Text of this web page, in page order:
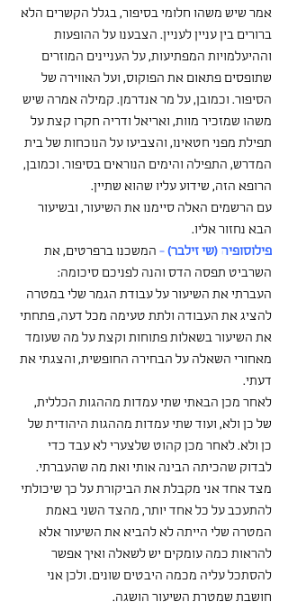
אמר שיש משהו חלומי בסיפור, בגלל הקשרים הלא
ברורים בין עניין לעניין. הצבענו על ההופעות
וההיעלמויות המפתיעות, על העניינים המוזרים
שתופסים פתאום את הפוקוס, ועל האווירה של
הסיפור. וכמובן, על מר אנדרמן. קמילה אמרה שיש
משהו שמזכיר מוות, ואריאל ודריה חקרו קצת על
תפילת מפני חטאינו, והצביעו על הנוכחות של בית
המדרש, התפילה והימים הנוראים בסיפור. וכמובן,
הרופא הזה, שידוע עליו שהוא שתיין.
עם הרשמים האלה סיימנו את השיעור, ובשיעור
הבא נחזור אליו.
פילוסופיה (שי זילבר) - המשכנו ברפרטים, את
השרביט תפסה הדס והנה לפניכם סיכומה:
העברתי את השיעור על עבודת הגמר שלי במטרה
להציג את העבודה ולתת טעימה מכל דעה, פתחתי
את השיעור בשאלות פתוחות וקצת על מה שעומד
מאחורי השאלה על הבחירה החופשית, והצגתי את
דעתי.
לאחר מכן הבאתי שתי עמדות מההגות הכללית,
של כן ולא, ועוד שתי עמדות מההגות היהודית של
כן ולא. לאחר מכן קהוט שלצערי לא עבד כדי
לבדוק שהכיתה הבינה אותי ואת מה שהעברתי.
מצד אחד אני מקבלת את הביקורת על כך שיכולתי
להתעכב על כל אחד יותר, מהצד השני באמת
המטרה שלי הייתה לא להביא את השיעור אלא
להראות כמה עומקים יש לשאלה ואיך אפשר
להסתכל עליה מכמה היבטים שונים. ולכן אני
חושבת שמטרת השיעור הושגה.